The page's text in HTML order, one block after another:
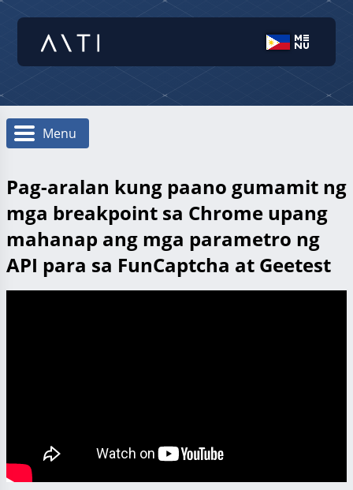
Menu
Pag-aralan kung paano gumamit ng
mga breakpoint sa Chrome upang
mahanap ang mga parametro ng
API para sa FunCaptcha at Geetest